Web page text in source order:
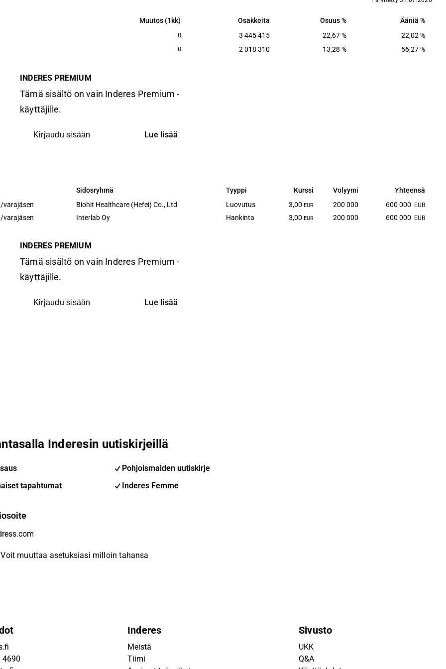
Muutos (1kk) Osakkeita Osuus Ääniä
Muutos (1kk) Osakkeita Osuus
Ääniä
0 3 445 415 22,67% 22,02 %
0 2 018 310 13,28 % 56,27%
INDERES PREMIUM
Tämä sisältö on vain Inderes Premium -
käyttäjille.
Kirjaudu sisään Lue lisää
Sidosryhmä Tyyppi Kurssi Volyymi Yhteensä
Sidosryhmä Tyyppi Kurssi Volyymi
Yhteensä
varajäsen Biohit Healthcare (Hefei) Co., Ltd Luovutus 3,00 EUR 200 000 600 000 EUR
varajäsen Interlab Oy Hankinta 3,00 EUR 200 000 600 000 EUR
INDERES PREMIUM
Tämä sisältö on vain Inderes Premium -
käyttäjille.
Kirjaudu sisään Lue lisää
Inderesin uutiskirjeillä
Pohjoismaiden uutiskirje
tapahtumat
Inderes Femme
Voit muuttaa asetuksiasi milloin tahansa
4690
Inderes
Meistä
Tiimi
Sivusto
UKK
Q&A